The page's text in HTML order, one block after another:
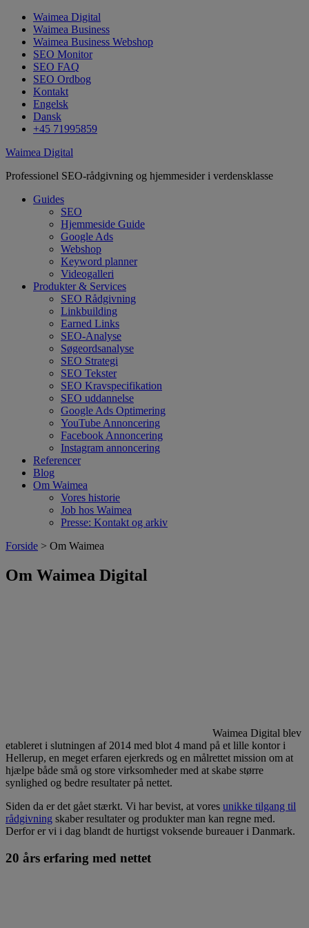
Waimea Digital
Waimea Business
Waimea Business Webshop
SEO Monitor
SEO FAQ
SEO Ordbog
Kontakt
Engelsk
Dansk
+45 71995859
Waimea Digital
Professionel SEO-rådgivning og hjemmesider i verdensklasse
Guides
SEO
Hjemmeside Guide
Google Ads
Webshop
Keyword planner
Videogalleri
Produkter & Services
SEO Rådgivning
Linkbuilding
Earned Links
SEO-Analyse
Søgeordsanalyse
SEO Strategi
SEO Tekster
SEO Kravspecifikation
SEO uddannelse
Google Ads Optimering
YouTube Annoncering
Facebook Annoncering
Instagram annoncering
Referencer
Blog
Om Waimea
Vores historie
Job hos Waimea
Presse: Kontakt og arkiv
Forside > Om Waimea
Om Waimea Digital
Waimea Digital blev
etableret i slutningen af 2014 med blot 4 mand på et lille kontor i
Hellerup, en meget erfaren ejerkreds og en målrettet mission om at
hjælpe både små og store virksomheder med at skabe større
synlighed og bedre resultater på nettet.
Siden da er det gået stærkt. Vi har bevist, at vores unikke tilgang til
rådgivning skaber resultater og produkter man kan regne med.
Derfor er vi i dag blandt de hurtigst voksende bureauer i Danmark.
20 års erfaring med nettet